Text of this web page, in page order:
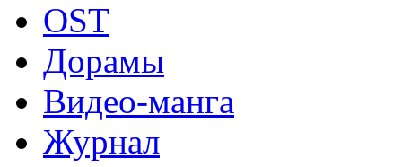
OST
Дорамы
Видео-манга
Журнал